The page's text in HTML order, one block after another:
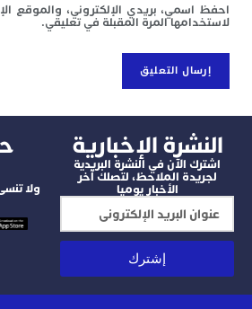
بريدي الإلكتروني، والموقع
المرة المقبلة في تعليقي.
الإخبارية
الآن في النشرة البريدية
الملاحظ، لتصلك آخر
الأخبار يوميا
‫حمل
ولا تنسى تفعيل
بآخر